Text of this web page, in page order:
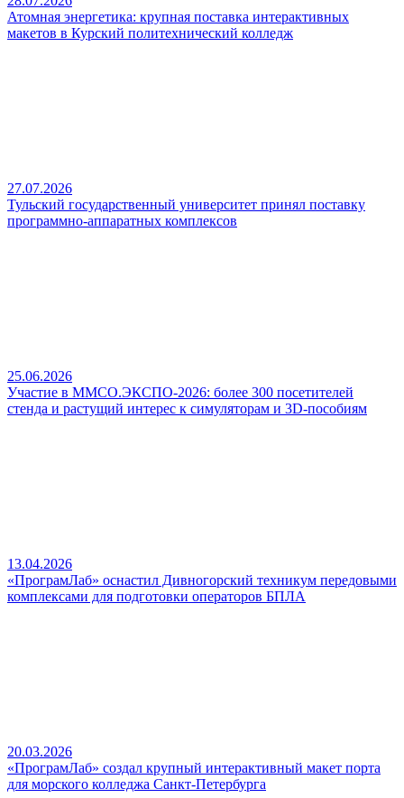
Атомная энергетика: крупная поставка интерактивных
макетов в Курский политехнический колледж
27.07.2026
Тульский государственный университет принял поставку
программно-аппаратных комплексов
25.06.2026
Участие в ММСО.ЭКСПО-2026: более 300 посетителей
стенда и растущий интерес к симуляторам и 3D-пособиям
13.04.2026
«ПрограмЛаб» оснастил Дивногорский техникум передовыми
комплексами для подготовки операторов БПЛА
20.03.2026
«ПрограмЛаб» создал крупный интерактивный макет порта
для морского колледжа Санкт-Петербурга